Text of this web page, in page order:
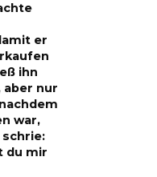
er
ihn
aber nur
war,
du mir